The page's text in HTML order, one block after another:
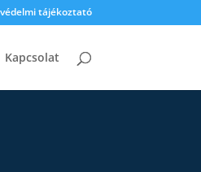
tájékoztató
Kapcsolat